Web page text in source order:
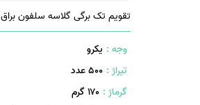
تقویم تک برگی گلاسه سلفون براق
وجه : یکرو
تیراژ : 500 عدد
گرماژ : ۱۷۰ گرم